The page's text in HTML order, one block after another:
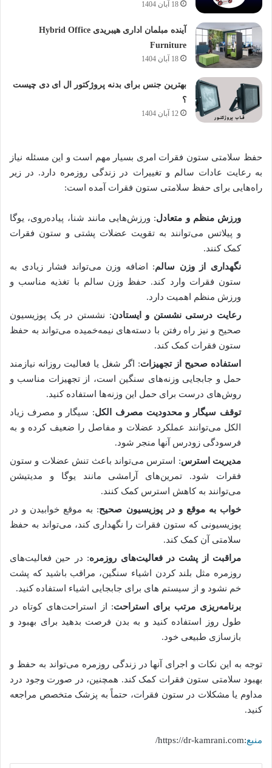
18 آبان 1404
آینده مبلمان اداری هیبریدی Hybrid Office
Furniture
18 آبان 1404
بهترین جنس برای بدنه پروژکتور ال ای دی چیست
؟
12 آبان 1404
حفظ سلامتی ستون فقرات امری بسیار مهم است و این مسئله نیاز
به رعایت عادات سالم و تغییرات در زندگی روزمره دارد. در زیر
راه‌هایی برای حفظ سلامتی ستون فقرات آمده است:
ورزش منظم و متعادل: ورزش‌هایی مانند شنا، پیاده‌روی، یوگا
و پیلاتس می‌توانند به تقویت عضلات پشتی و ستون فقرات
کمک کنند.
نگهداری از وزن سالم: اضافه وزن می‌تواند فشار زیادی به
ستون فقرات وارد کند. حفظ وزن سالم با تغذیه مناسب و
ورزش منظم اهمیت دارد.
رعایت درستی نشستن و ایستادن: نشستن در یک پوزیسیون
صحیح و نیز راه رفتن با دسته‌های نیمه‌خمیده می‌تواند به حفظ
ستون فقرات کمک کند.
استفاده صحیح از تجهیزات: اگر شغل یا فعالیت روزانه نیازمند
حمل و جابجایی وزنه‌های سنگین است، از تجهیزات مناسب و
روش‌های درست برای حمل این وزنه‌ها استفاده کنید.
توقف سیگار و محدودیت مصرف الکل: سیگار و مصرف زیاد
الکل می‌توانند عملکرد عضلات و مفاصل را ضعیف کرده و به
فرسودگی زودرس آنها منجر شود.
مدیریت استرس: استرس می‌تواند باعث تنش عضلات و ستون
فقرات شود. تمرین‌های آرامشی مانند یوگا و مدیتیشن
می‌توانند به کاهش استرس کمک کنند.
خواب به موقع و در پوزیسیون صحیح: به موقع خوابیدن و در
پوزیسیونی که ستون فقرات را نگهداری کند، می‌تواند به حفظ
سلامتی آن کمک کند.
مراقبت از پشت در فعالیت‌های روزمره: در حین فعالیت‌های
روزمره مثل بلند کردن اشیاء سنگین، مراقب باشید که پشت
خم نشود و از سیستم های برای جابجایی اشیاء استفاده کنید.
برنامه‌ریزی مرتب برای استراحت: از استراحت‌های کوتاه در
طول روز استفاده کنید و به بدن فرصت بدهید برای بهبود و
بازسازی طبیعی خود.
توجه به این نکات و اجرای آنها در زندگی روزمره می‌تواند به حفظ و
بهبود سلامتی ستون فقرات کمک کند. همچنین، در صورت وجود درد
مداوم یا مشکلات در ستون فقرات، حتماً به پزشک متخصص مراجعه
کنید.
منبع:https://dr-kamrani.com/